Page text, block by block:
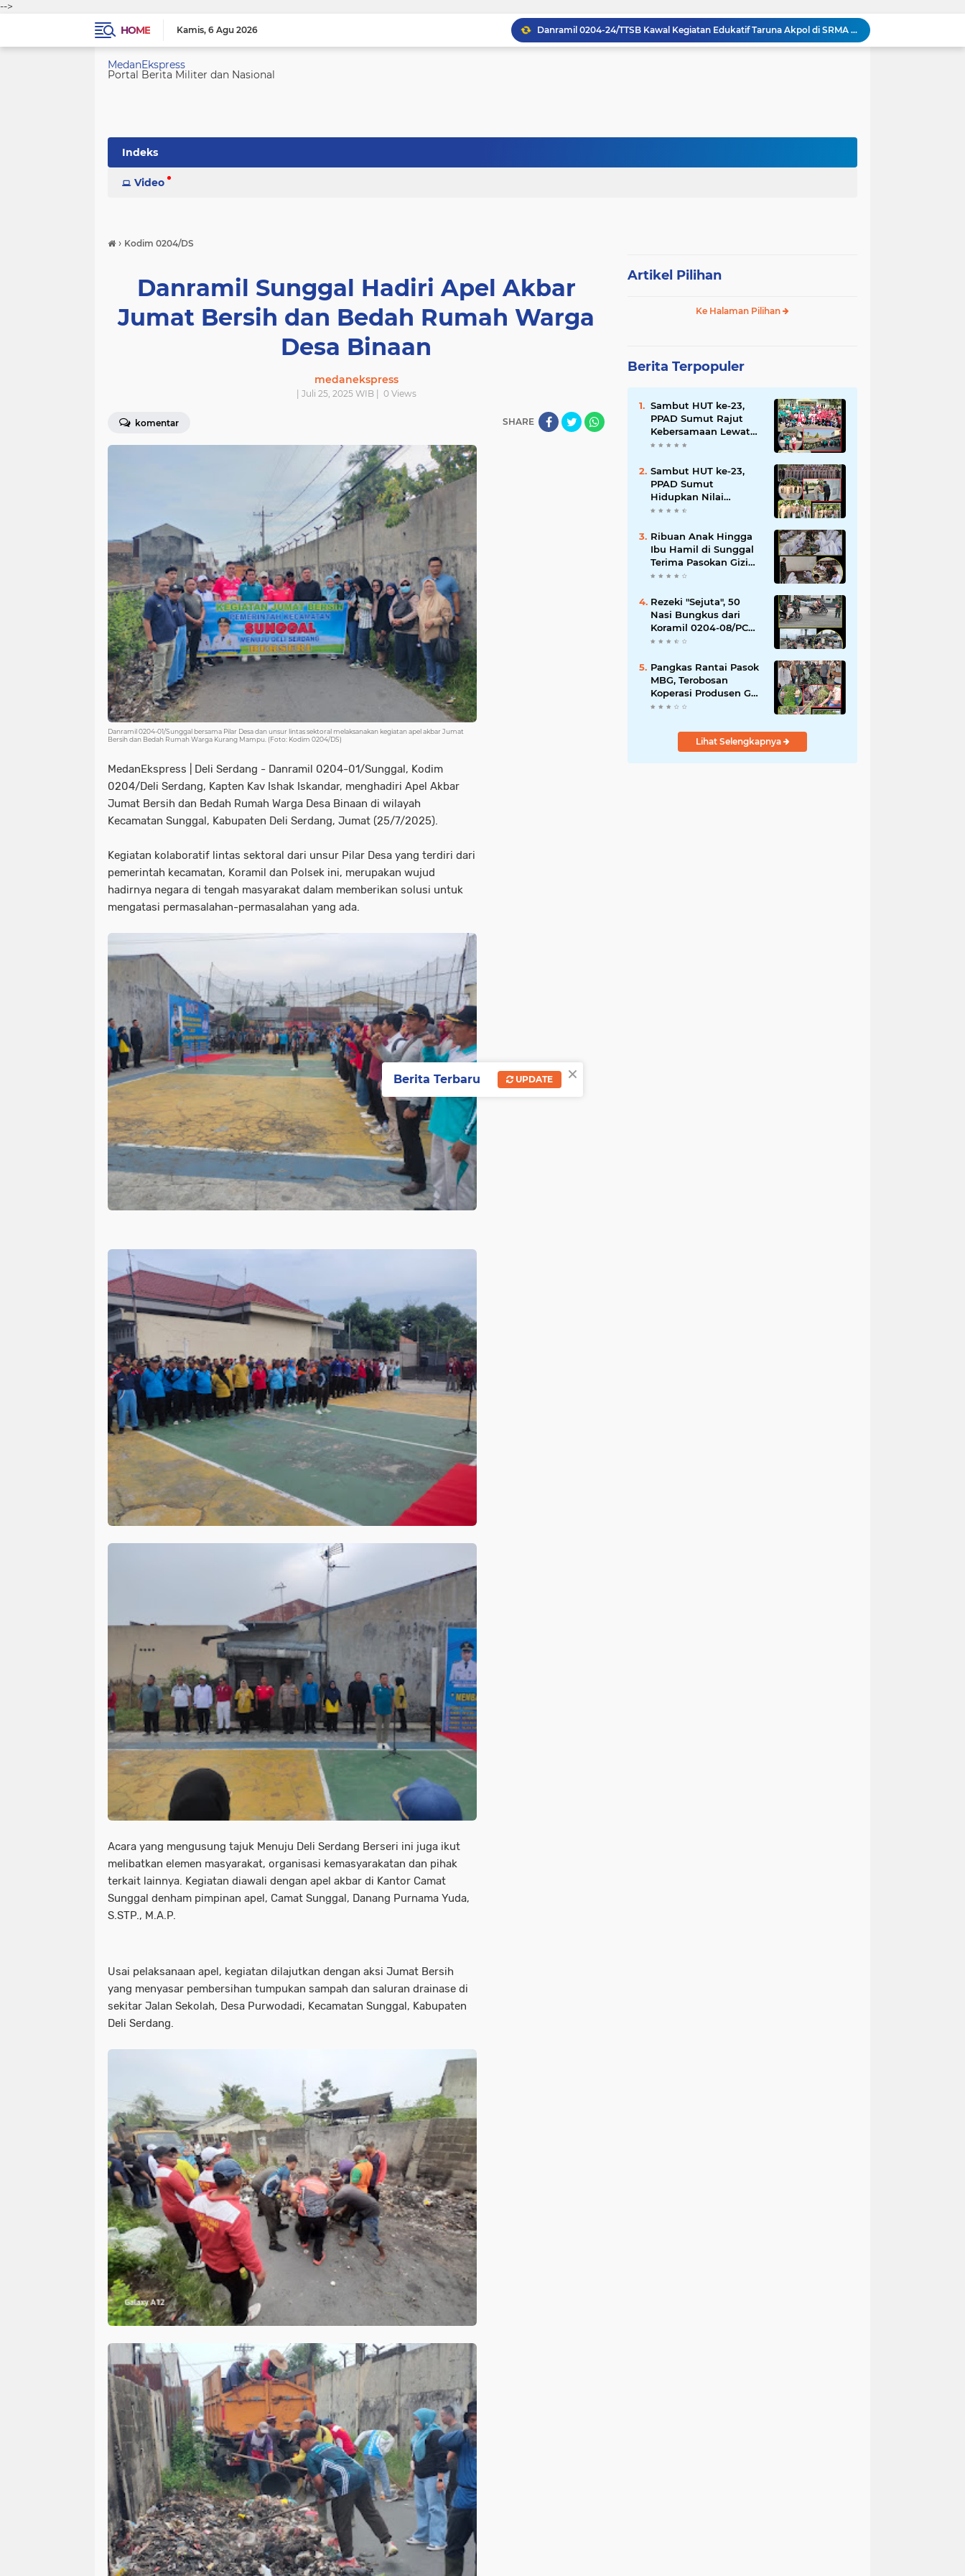
-->
HOME
Kamis 6 Agu 2026
Danramil 0204-24/TTSB Kawal Kegiatan Edukatif Taruna Akpol di SRMA 3 Tebing Tinggi
Bangun Jembatan Gantung 35 Meter, TNI AD Runtuhkan Tembok Isolasi ke Desa Hou Nias
Perkuat Sinergi TNI-Polri, Dandim 0204/DS Tinjau Langsung Aksi Edukatif Taruna Akpol di Sekolah Rakyat Tebing Tinggi
MedanEkspress
Portal Berita Militer dan Nasional
Indeks
Video
› Kodim 0204/DS
Danramil Sunggal Hadiri Apel Akbar
Jumat Bersih dan Bedah Rumah Warga
Desa Binaan
medanekspress
| Juli 25, 2025 WIB | 0Views
komentar SHARE
Danramil 0204-01/Sunggal bersama Pilar Desa dan unsur lintas sektoral melaksanakan kegiatan apel akbar Jumat
Bersih dan Bedah Rumah Warga Kurang Mampu. (Foto: Kodim 0204/DS)
MedanEkspress | Deli Serdang - Danramil 0204-01/Sunggal, Kodim
0204/Deli Serdang, Kapten Kav Ishak Iskandar, menghadiri Apel Akbar
Jumat Bersih dan Bedah Rumah Warga Desa Binaan di wilayah
Kecamatan Sunggal, Kabupaten Deli Serdang, Jumat (25/7/2025).
Kegiatan kolaboratif lintas sektoral dari unsur Pilar Desa yang terdiri dari
pemerintah kecamatan, Koramil dan Polsek ini, merupakan wujud
hadirnya negara di tengah masyarakat dalam memberikan solusi untuk
mengatasi permasalahan-permasalahan yang ada.
Acara yang mengusung tajuk Menuju Deli Serdang Berseri ini juga ikut
melibatkan elemen masyarakat, organisasi kemasyarakatan dan pihak
terkait lainnya. Kegiatan diawali dengan apel akbar di Kantor Camat
Sunggal denham pimpinan apel, Camat Sunggal, Danang Purnama Yuda,
S.STP., M.A.P.
Usai pelaksanaan apel, kegiatan dilajutkan dengan aksi Jumat Bersih
yang menyasar pembersihan tumpukan sampah dan saluran drainase di
sekitar Jalan Sekolah, Desa Purwodadi, Kecamatan Sunggal, Kabupaten
Deli Serdang.
Artikel Pilihan
Ke Halaman Pilihan
Berita Terpopuler
Sambut HUT ke-23,
PPAD Sumut Rajut
Kebersamaan Lewat
Senam Sehat dan
Bekangdam I/BB
Sambut HUT ke-23,
PPAD Sumut
Hidupkan Nilai
Pahlawan di TMP
Ribuan Anak Hingga
Ibu Hamil di Sunggal
Terima Pasokan Gizi
Gratis dari TNI dan
Rezeki "Sejuta", 50
Nasi Bungkus dari
Koramil 0204-08/PC
Habis Diserbu Warga
Pangkas Rantai Pasok
MBG, Terobosan
Koperasi Produsen Gas
Terus Indonesia Serap
Lihat Selengkapnya
×
Berita Terbaru UPDATE